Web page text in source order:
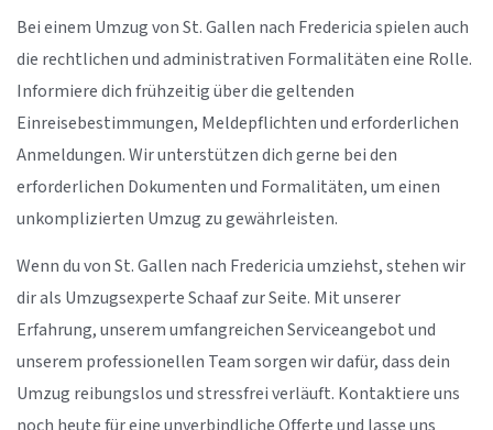
Bei einem Umzug von St. Gallen nach Fredericia spielen auch
die rechtlichen und administrativen Formalitäten eine Rolle.
Informiere dich frühzeitig über die geltenden
Einreisebestimmungen, Meldepflichten und erforderlichen
Anmeldungen. Wir unterstützen dich gerne bei den
erforderlichen Dokumenten und Formalitäten, um einen
unkomplizierten Umzug zu gewährleisten.
Wenn du von St. Gallen nach Fredericia umziehst, stehen wir
dir als Umzugsexperte Schaaf zur Seite. Mit unserer
Erfahrung, unserem umfangreichen Serviceangebot und
unserem professionellen Team sorgen wir dafür, dass dein
Umzug reibungslos und stressfrei verläuft. Kontaktiere uns